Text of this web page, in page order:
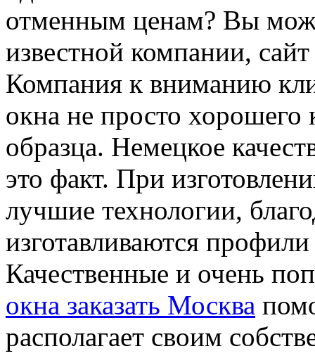
отменным ценам? Вы
известной компании,
Компания к вниманию
окна не просто хорошего
образца. Немецкое
это факт. При
лучшие технологии,
изготавливаются
Качественные и очень
окна заказать Москва
располагает своим